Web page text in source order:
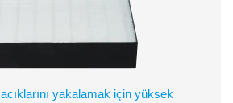
yakalamak için yüksek